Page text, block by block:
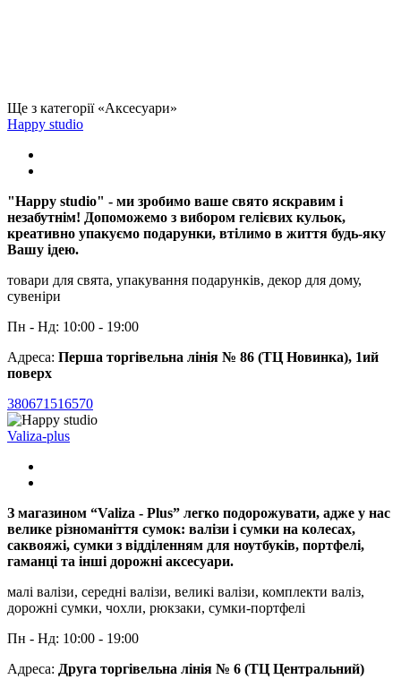
Ще з категорії «Аксесуари»
Happy studio
"Happy studio" - ми зробимо ваше свято яскравим і
незабутнім! Допоможемо з вибором гелієвих кульок,
креативно упакуємо подарунки, втілимо в життя будь-яку
Вашу ідею.
товари для свята, упакування подарунків, декор для дому,
сувеніри
Пн - Нд: 10:00 - 19:00
Адреса: Перша торгівельна лінія № 86 (ТЦ Новинка), 1ий
поверх
380671516570
Valiza-plus
З магазином “Valiza - Plus” легко подорожувати, адже у нас
велике різноманіття сумок: валізи і сумки на колесах,
саквояжі, сумки з відділенням для ноутбуків, портфелі,
гаманці та інші дорожні аксесуари.
малі валізи, середні валізи, великі валізи, комплекти валіз,
дорожні сумки, чохли, рюкзаки, сумки-портфелі
Пн - Нд: 10:00 - 19:00
Адреса: Друга торгівельна лінія № 6 (ТЦ Центральний)